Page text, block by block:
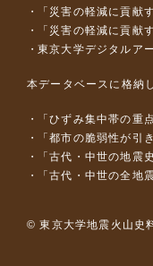
「災害の軽減に貢献
「災害の軽減に貢献
東京大学デジタルア
本データベースに格納
「ひずみ集中帯の
「都市の脆弱性が
「古代・中世の地
「古代・中世の全
© 東京大学地震火山史